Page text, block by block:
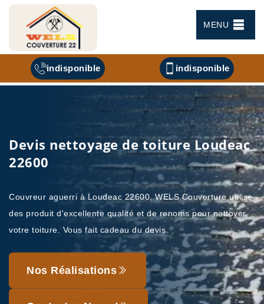
MENU
indisponible indisponible
Devis nettoyage de toiture Loudeac
22600
Couvreur aguerri à Loudeac 22600, WELS Couverture utilise
des produit d'excellente qualité et de renoms pour nettoyer
votre toiture. Vous fait cadeau du devis
Nos Réalisations